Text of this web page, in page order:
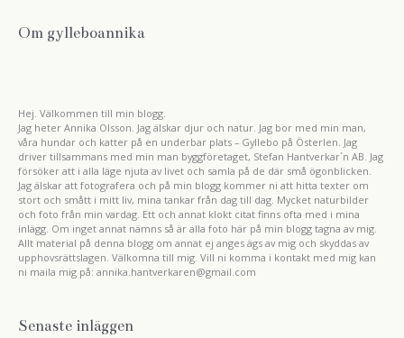
e
Om gylleboannika
Hej. Välkommen till min blogg.
Jag heter Annika Olsson. Jag älskar djur och natur. Jag bor med min man,
våra hundar och katter på en underbar plats – Gyllebo på Österlen. Jag
driver tillsammans med min man byggföretaget, Stefan Hantverkar´n AB. Jag
försöker att i alla läge njuta av livet och samla på de där små ögonblicken.
Jag älskar att fotografera och på min blogg kommer ni att hitta texter om
stort och smått i mitt liv, mina tankar från dag till dag. Mycket naturbilder
och foto från min vardag. Ett och annat klokt citat finns ofta med i mina
inlägg. Om inget annat nämns så är alla foto här på min blogg tagna av mig.
Allt material på denna blogg om annat ej anges ägs av mig och skyddas av
upphovsrättslagen. Välkomna till mig. Vill ni komma i kontakt med mig kan
ni maila mig på: annika.hantverkaren@gmail.com
Senaste inläggen